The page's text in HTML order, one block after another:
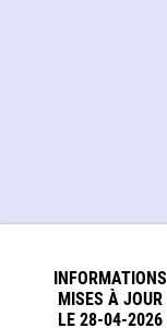
INFORMATIONS
MISES À JOUR
LE 28-04-2026